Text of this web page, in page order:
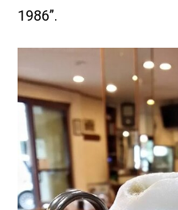
1986”.